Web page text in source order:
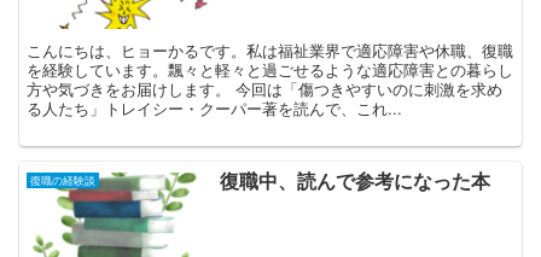
こんにちは、ヒョーかるです。私は福祉業界で適応障害や休職、復職
を経験しています。飄々と軽々と過ごせるような適応障害との暮らし
方や気づきをお届けします。 今回は「傷つきやすいのに刺激を求め
る人たち」トレイシー・クーパー著を読んで、これ...
復職の経験談 復職中、読んで参考になった本